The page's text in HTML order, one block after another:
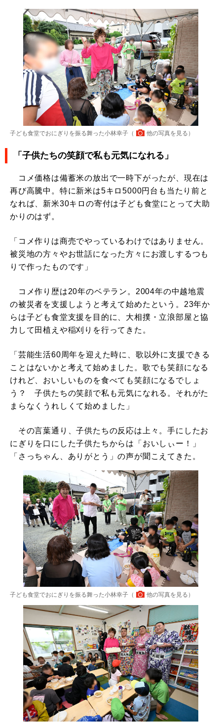
子ども食堂でおにぎりを振る舞った小林幸子（ 他の写真を見る ）
「子供たちの笑顔で私も元気になれる」
コメ価格は備蓄米の放出で一時下がったが、現在は
再び高騰中。特に新米は5キロ5000円台も当たり前と
なれば、新米30キロの寄付は子ども食堂にとって大助
かりのはず。
「コメ作りは商売でやっているわけではありません。
被災地の方々やお世話になった方々にお渡しするつも
りで作ったものです」
コメ作り歴は20年のベテラン。2004年の中越地震
の被災者を支援しようと考えて始めたという。23年か
らは子ども食堂支援を目的に、大相撲・立浪部屋と協
力して田植えや稲刈りを行ってきた。
「芸能生活60周年を迎えた時に、歌以外に支援できる
ことはないかと考えて始めました。歌でも笑顔になる
けれど、おいしいものを食べても笑顔になるでしょ
う？ 子供たちの笑顔で私も元気になれる。それがた
まらなくうれしくて始めました」
その言葉通り、子供たちの反応は上々。手にしたお
にぎりを口にした子供たちからは「おいしぃー！」
「さっちゃん、ありがとう」の声が聞こえてきた。
子ども食堂でおにぎりを振る舞った小林幸子（ 他の写真を見る ）